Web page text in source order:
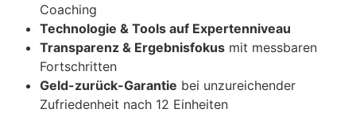
Coaching
Technologie & Tools auf Expertenniveau
Transparenz & Ergebnisfokus mit messbaren
Fortschritten
Geld-zurück-Garantie bei unzureichender
Zufriedenheit nach 12 Einheiten